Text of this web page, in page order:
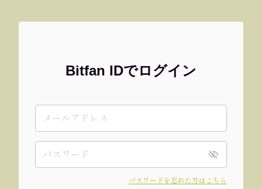
Bitfan IDでログイン
パスワードを忘れた方はこちら